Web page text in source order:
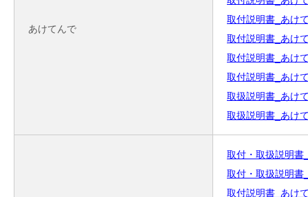
あけてんで
取付説明書_あけ
取付説明書_あけ
取付説明書_あけ
取付説明書_あけ
取扱説明書_あけ
取扱説明書_あけ
取付・取扱説明書
取付・取扱説明書
取付説明書_あけ